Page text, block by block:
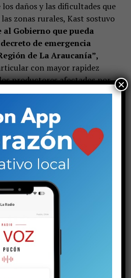
daños y las dificultades que
zonas rurales, Kast sostuvo
al Gobierno que pueda
de emergencia
de La Araucanía”,
con mayor rapidez
productores afectados por
X
×